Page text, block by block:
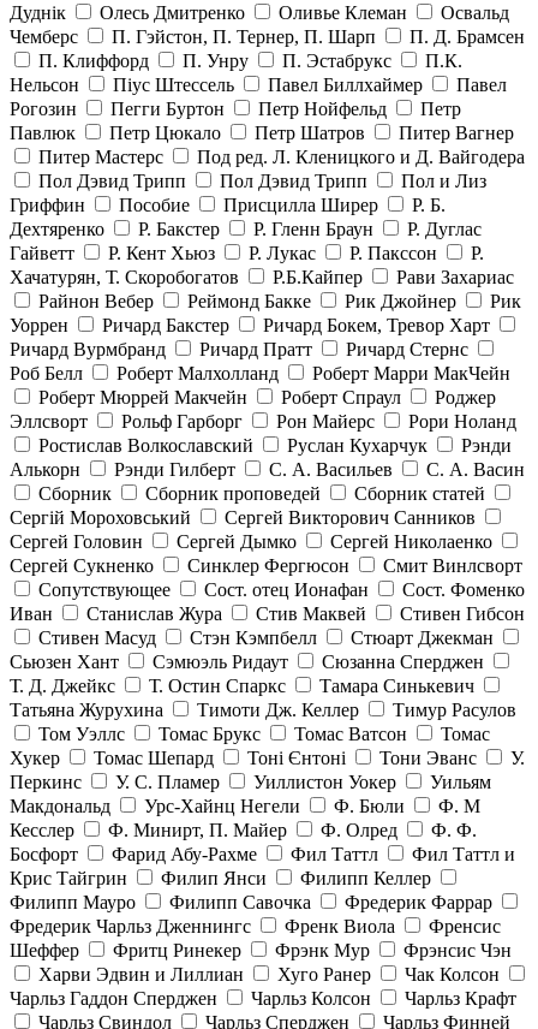
Дуднік
Олесь Дмитренко Оливье Клеман
Освальд
Чемберс
П. Гэйстон, П. Тернер, П. Шарп
П. Д. Брамсен
П. Клиффорд
П. Унру П. Эстабрукс
П.К.
Нельсон
Піус Штессель Павел Биллхаймер
Павел
Рогозин
Пегги Буртон Петр Нойфельд
Петр
Павлюк
Петр Цюкало Петр Шатров
Питер Вагнер
Питер Мастерс
Под ред. Л. Кленицкого и Д. Вайгодера
Пол Дэвид Трипп
Пол Дэвид Трипп
Пол и Лиз
Гриффин
Пособие Присцилла Ширер
Р. Б.
Дехтяренко
Р. Бакстер Р. Гленн Браун
Р. Дуглас
Гайветт
Р. Кент Хьюз Р. Лукас Р. Пакссон
Р.
Хачатурян, Т. Скоробогатов
Р.Б.Кайпер
Рави Захариас
Райнон Вебер
Реймонд Бакке Рик Джойнер
Рик
Уоррен
Ричард Бакстер
Ричард Бокем, Тревор Харт
Ричард Вурмбранд
Ричард Пратт
Ричард Стернс
Роб Белл
Роберт Малхолланд
Роберт Марри МакЧейн
Роберт Мюррей Макчейн
Роберт Спраул
Роджер
Эллсворт
Рольф Гарборг Рон Майерс
Рори Ноланд
Ростислав Волкославский
Руслан Кухарчук
Рэнди
Алькорн
Рэнди Гилберт С. А. Васильев
С. А. Васин
Сборник
Сборник проповедей
Сборник статей
Сергій Мороховський
Сергей Викторович Санников
Сергей Головин
Сергей Дымко
Сергей Николаенко
Сергей Сукненко
Синклер Фергюсон
Смит Винлсворт
Сопутствующее
Сост. отец Ионафан
Сост. Фоменко
Иван
Станислав Жура Стив Маквей
Стивен Гибсон
Стивен Масуд
Стэн Кэмпбелл
Стюарт Джекман
Сьюзен Хант
Сэмюэль Ридаут
Сюзанна Сперджен
Т. Д. Джейкс
Т. Остин Спаркс
Тамара Синькевич
Татьяна Журухина
Тимоти Дж. Келлер
Тимур Расулов
Том Уэллс
Томас Брукс Томас Ватсон
Томас
Хукер
Томас Шепард Тоні Єнтоні Тони Эванс
У.
Перкинс
У. С. Пламер Уиллистон Уокер
Уильям
Макдональд
Урс-Хайнц Негели Ф. Бюли
Ф. М
Кесслер
Ф. Минирт, П. Майер Ф. Олред
Ф. Ф.
Босфорт
Фарид Абу-Рахме Фил Таттл
Фил Таттл и
Крис Тайгрин
Филип Янси
Филипп Келлер
Филипп Мауро
Филипп Савочка
Фредерик Фаррар
Фредерик Чарльз Дженнингс
Френк Виола
Френсис
Шеффер
Фритц Ринекер Фрэнк Мур
Фрэнсис Чэн
Харви Эдвин и Лиллиан
Хуго Ранер
Чак Колсон
Чарльз Гаддон Сперджен
Чарльз Колсон
Чарльз Крафт
Чарльз Свиндол
Чарльз Сперджен Чарльз Финней